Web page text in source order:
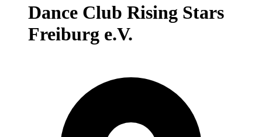
Dance Club Rising Stars
Freiburg e.V.